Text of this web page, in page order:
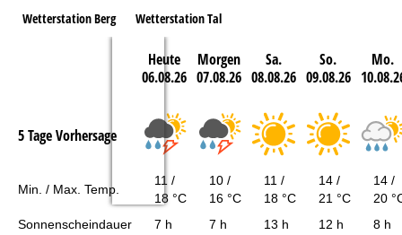
Wetterstation Berg Wetterstation Tal
Heute
06.08.26
Morgen
07.08.26
Sa.
08.08.26
So.
09.08.26
Mo.
5 Tage Vorhersage
Min. / Max. Temp.
11 /
18 °C
10 /
16 °C
11 /
18 °C
14 /
21 °C
14 /
20
Sonnenscheindauer
7 h 7 h 13 h 12 h 8 h